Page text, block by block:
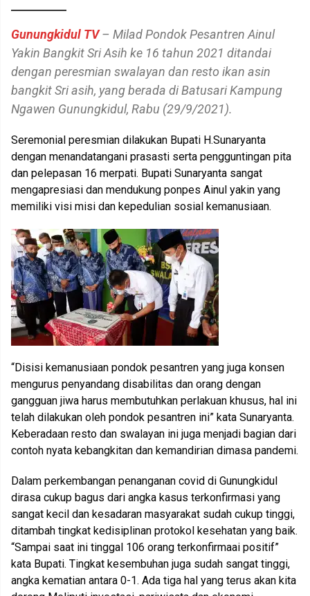
Gunungkidul TV– Milad Pondok Pesantren Ainul
Yakin Bangkit Sri Asih ke 16 tahun 2021 ditandai
dengan peresmian swalayan dan resto ikan asin
bangkit Sri asih, yang berada di Batusari Kampung
Ngawen Gunungkidul, Rabu (29/9/2021).
Seremonial peresmian dilakukan Bupati H.Sunaryanta
dengan menandatangani prasasti serta pengguntingan pita
dan pelepasan 16 merpati. Bupati Sunaryanta sangat
mengapresiasi dan mendukung ponpes Ainul yakin yang
memiliki visi misi dan kepedulian sosial kemanusiaan.
“Disisi kemanusiaan pondok pesantren yang juga konsen
mengurus penyandang disabilitas dan orang dengan
gangguan jiwa harus membutuhkan perlakuan khusus, hal ini
telah dilakukan oleh pondok pesantren ini” kata Sunaryanta.
Keberadaan resto dan swalayan ini juga menjadi bagian dari
contoh nyata kebangkitan dan kemandirian dimasa pandemi.
Dalam perkembangan penanganan covid di Gunungkidul
dirasa cukup bagus dari angka kasus terkonfirmasi yang
sangat kecil dan kesadaran masyarakat sudah cukup tinggi,
ditambah tingkat kedisiplinan protokol kesehatan yang baik.
“Sampai saat ini tinggal 106 orang terkonfirmaai positif”
kata Bupati. Tingkat kesembuhan juga sudah sangat tinggi,
angka kematian antara 0-1. Ada tiga hal yang terus akan kita